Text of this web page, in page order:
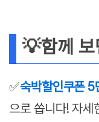
💡함께
✅숙박할인쿠폰 5
으로 쏩니다! 자세